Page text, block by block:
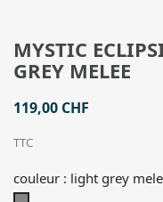
MYSTIC
GREY MELEE
119,00 CHF
TTC
couleur : light grey